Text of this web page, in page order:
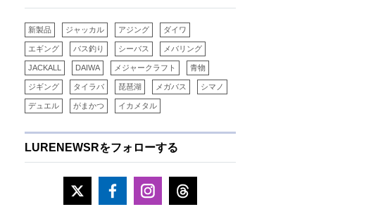
新製品 ジャッカル アジング ダイワ
エギング バス釣り シーバス メバリング
JACKALL DAIWA メジャークラフト 青物
ジギング タイラバ 琵琶湖 メガバス シマノ
デュエル がまかつ イカメタル
LURENEWSRをフォローする